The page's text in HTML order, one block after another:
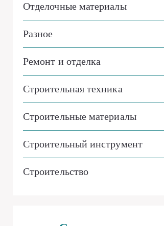
Отделочные материалы
Разное
Ремонт и отделка
Строительная техника
Строительные материалы
Строительный инструмент
Строительство